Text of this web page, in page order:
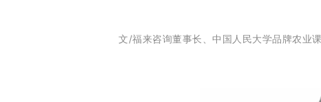
文/福来咨询董事长、中国人民大学品牌农业